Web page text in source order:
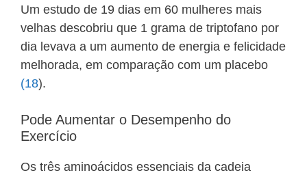
Um estudo de 19 dias em 60 mulheres mais
velhas descobriu que 1 grama de triptofano por
dia levava a um aumento de energia e felicidade
melhorada, em comparação com um placebo
(18).
Pode Aumentar o Desempenho do
Exercício
Os três aminoácidos essenciais da cadeia